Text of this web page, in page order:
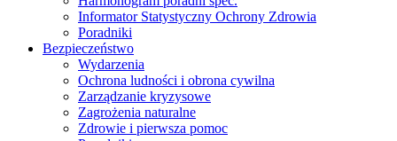
Informator Statystyczny Ochrony Zdrowia
Poradniki
Bezpieczeństwo
Wydarzenia
Ochrona ludności i obrona cywilna
Zarządzanie kryzysowe
Zagrożenia naturalne
Zdrowie i pierwsza pomoc